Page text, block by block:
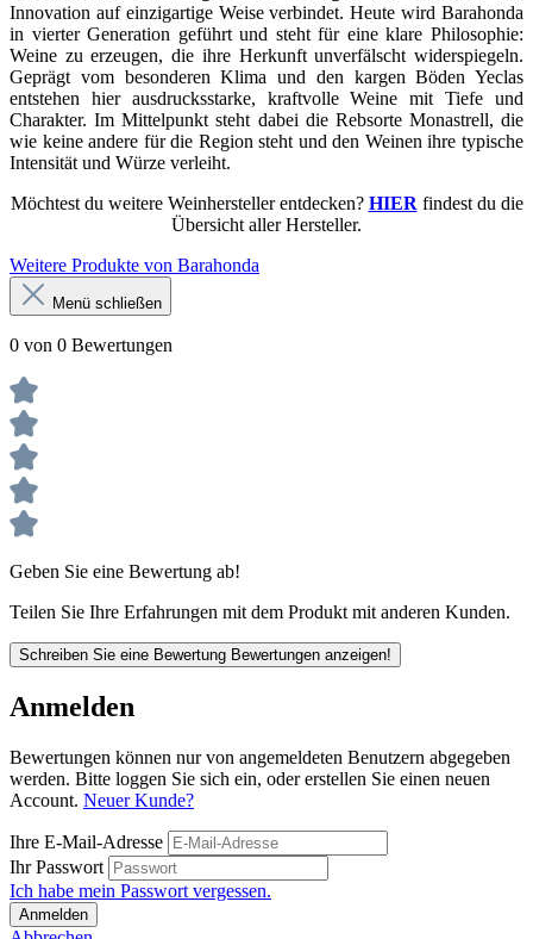
Innovation auf einzigartige Weise verbindet. Heute wird Barahonda
in vierter Generation geführt und steht für eine klare Philosophie:
Weine zu erzeugen, die ihre Herkunft unverfälscht widerspiegeln.
Geprägt vom besonderen Klima und den kargen Böden Yeclas
entstehen hier ausdrucksstarke, kraftvolle Weine mit Tiefe und
Charakter. Im Mittelpunkt steht dabei die Rebsorte Monastrell, die
wie keine andere für die Region steht und den Weinen ihre typische
Intensität und Würze verleiht.
Möchtest du weitere Weinhersteller entdecken? HIER findest du die
Übersicht aller Hersteller.
Weitere Produkte von Barahonda
Menü schließen
0 von 0 Bewertungen
Geben Sie eine Bewertung ab!
Teilen Sie Ihre Erfahrungen mit dem Produkt mit anderen Kunden.
Schreiben Sie eine Bewertung Bewertungen anzeigen!
Anmelden
Bewertungen können nur von angemeldeten Benutzern abgegeben
werden. Bitte loggen Sie sich ein, oder erstellen Sie einen neuen
Account. Neuer Kunde?
Ihre E-Mail-Adresse
Ihr Passwort
Ich habe mein Passwort vergessen.
Anmelden